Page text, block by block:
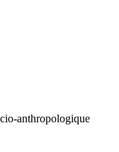
anthropologique